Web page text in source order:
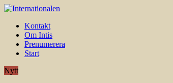
Kontakt
Om Intis
Prenumerera
Start
Nytt